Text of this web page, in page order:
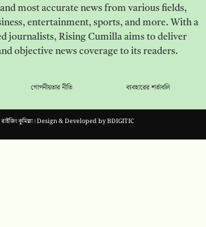
most accurate news from various fields,
entertainment, sports, and more. With a
journalists, Rising Cumilla aims to deliver
objective news coverage to its readers.
গোপনীয়তার নীতি ব্যবহারের শর্তাবলি
রাইজিং কুমিল্লা। Design & Developed byBDIGITIC